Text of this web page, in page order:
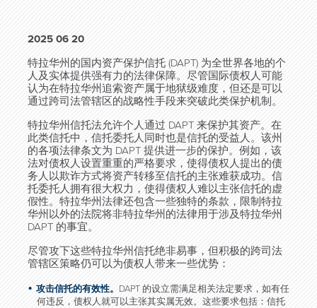
2025 06 20
特拉华州的国内资产保护信托 (DAPT) 为全世界各地的个
人及实体提供强有力的法律保障。尽管国际债权人可能
认为在特拉华州追索资产属于地狱级难度，但还是可以
通过跨司法管辖区的战略性手段来突破此类保护机制。
特拉华州信托法允许个人通过 DAPT 来保护其资产。在
此类信托中，信托委托人同时也是信托的受益人。该州
的各项法律条文为 DAPT 提供进一步的保护。例如，该
法对债权人设置重重的严格要求，使得债权人提出的债
务人以欺诈方式将资产转移至信托的主张难获成功。信
托委托人拥有很大权力，使得债权人难以主张信托的虚
假性。特拉华州法律还包含一些独特的条款，限制特拉
华州以外的法院将非特拉华州的法律用于涉及特拉华州
DAPT 的事宜。
尽管攻下这些特拉华州信托绝非易事，但积极的跨司法
管辖区策略仍可以为债权人带来一些优势：
攻击信托的有效性。 DAPT 的设立需满足相关法定要求，如有任
何违反，债权人就可以主张其实属无效。这些要求包括：信托